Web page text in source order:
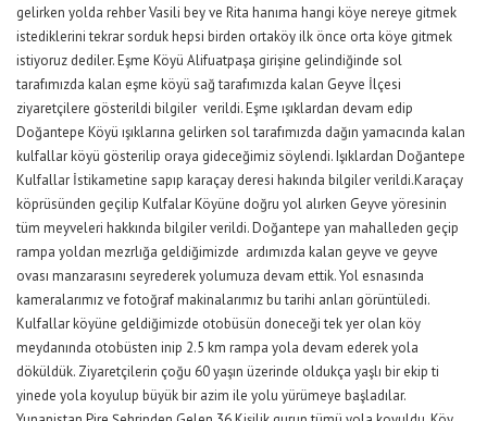
gelirken yolda rehber Vasili bey ve Rita hanıma hangi köye nereye gitmek
istediklerini tekrar sorduk hepsi birden ortaköy ilk önce orta köye gitmek
istiyoruz dediler. Eşme Köyü Alifuatpaşa girişine gelindiğinde sol
tarafımızda kalan eşme köyü sağ tarafımızda kalan Geyve İlçesi
ziyaretçilere gösterildi bilgiler verildi. Eşme ışıklardan devam edip
Doğantepe Köyü ışıklarına gelirken sol tarafımızda dağın yamacında kalan
kulfallar köyü gösterilip oraya gideceğimiz söylendi. Işıklardan Doğantepe
Kulfallar İstikametine sapıp karaçay deresi hakında bilgiler verildi.Karaçay
köprüsünden geçilip Kulfalar Köyüne doğru yol alırken Geyve yöresinin
tüm meyveleri hakkında bilgiler verildi. Doğantepe yan mahalleden geçip
rampa yoldan mezrlığa geldiğimizde ardımızda kalan geyve ve geyve
ovası manzarasını seyrederek yolumuza devam ettik. Yol esnasında
kameralarımız ve fotoğraf makinalarımız bu tarihi anları görüntüledi.
Kulfallar köyüne geldiğimizde otobüsün doneceği tek yer olan köy
meydanında otobüsten inip 2.5 km rampa yola devam ederek yola
döküldük. Ziyaretçilerin çoğu 60 yaşın üzerinde oldukça yaşlı bir ekip ti
yinede yola koyulup büyük bir azim ile yolu yürümeye başladılar.